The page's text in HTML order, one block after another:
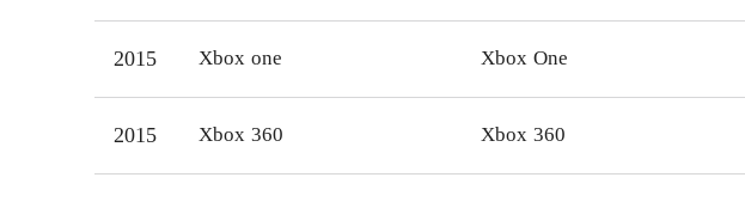
problemer spilles af børn fra 10 år
.
Spillet er inspireret af tidligere versioner af Dragonball-spil, fx
ultimate tenkaichi
2015 Xbox one Xbox One
2015 Xbox 360 Xbox 360